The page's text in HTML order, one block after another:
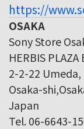
https://
OSAKA
Sony Store
HERBIS PLAZA
2-2-22
Osaka-
Japan
Tel. 06-6643-